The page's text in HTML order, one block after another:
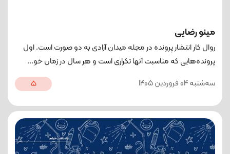
مینو رضایی
روال کار انتشار پرونده در مجله میدان آزادی به دو صورت است. اول
پرونده‌هایی که مناسبت آنها تکراری است و هر سال در زمان خو...
ﺳﻪشنبه 04 فروردین 1405
5